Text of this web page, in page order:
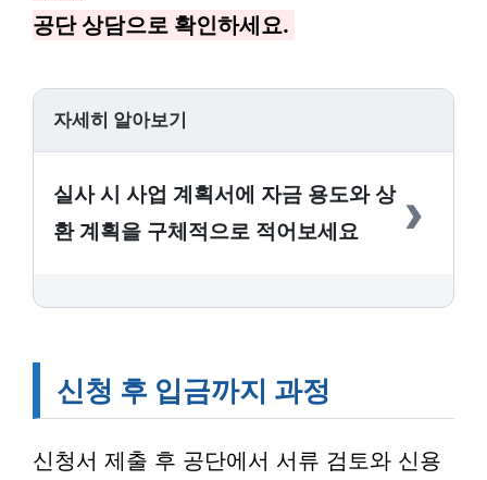
공단 상담으로 확인하세요.
자세히 알아보기
실사 시 사업 계획서에 자금 용도와 상
환 계획을 구체적으로 적어보세요
›
신청 후 입금까지 과정
신청서 제출 후 공단에서 서류 검토와 신용